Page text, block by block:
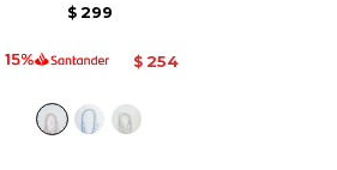
$ 299
$ 254